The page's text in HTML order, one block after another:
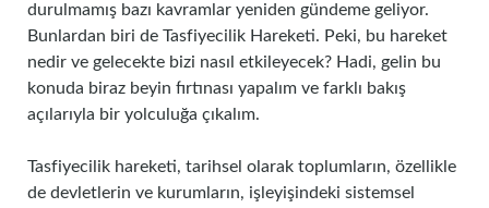
durulmamış bazı kavramlar yeniden gündeme geliyor.
Bunlardan biri de Tasfiyecilik Hareketi. Peki, bu hareket
nedir ve gelecekte bizi nasıl etkileyecek? Hadi, gelin bu
konuda biraz beyin fırtınası yapalım ve farklı bakış
açılarıyla bir yolculuğa çıkalım.
Tasfiyecilik hareketi, tarihsel olarak toplumların, özellikle
de devletlerin ve kurumların, işleyişindeki sistemsel